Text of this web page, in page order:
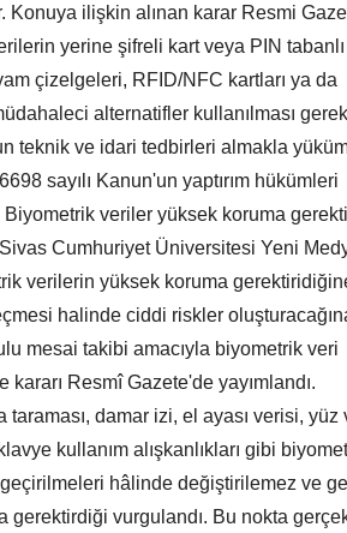
Konuya ilişkin alınan karar Resmi
yerine şifreli kart veya PIN tabanlı
çizelgeleri, RFID/NFC kartları ya da
alternatifler kullanılması
teknik ve idari tedbirleri almakla
sayılı Kanun'un yaptırım hükümleri
veriler yüksek koruma
Cumhuriyet Üniversitesi Yeni
verilerin yüksek koruma
halinde ciddi riskler
mesai takibi amacıyla biyometrik veri
Resmî Gazete'de yayımlandı.
damar izi, el ayası verisi, yüz
kullanım alışkanlıkları gibi
hâlinde değiştirilemez ve
vurgulandı. Bu nokta